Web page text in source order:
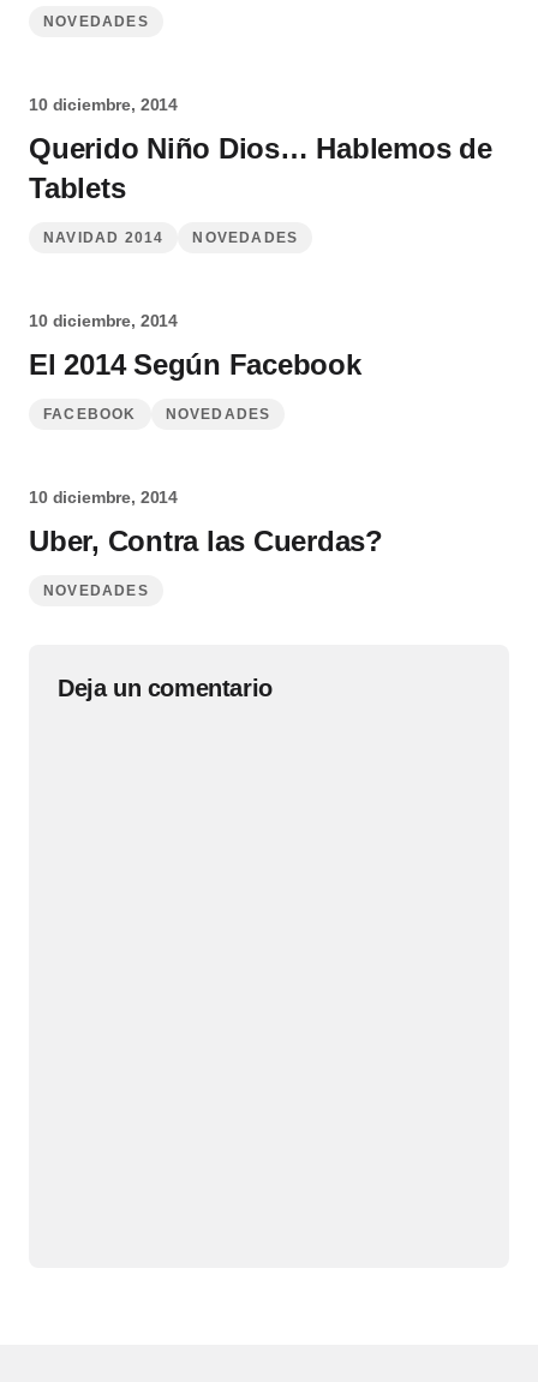
NOVEDADES
10 diciembre, 2014
Querido Niño Dios… Hablemos de
Tablets
NAVIDAD 2014 NOVEDADES
10 diciembre, 2014
El 2014 Según Facebook
FACEBOOK NOVEDADES
10 diciembre, 2014
Uber, Contra las Cuerdas?
NOVEDADES
Deja un comentario